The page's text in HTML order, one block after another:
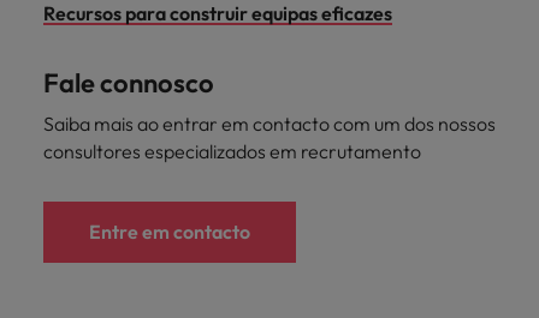
Recursos para construir equipas eficazes
Fale connosco
Saiba mais ao entrar em contacto com um dos nossos
consultores especializados em recrutamento
Entre em contacto